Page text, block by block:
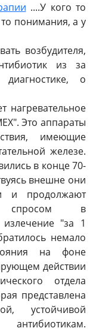
....У кого то
понимания, а у
возбудителя,
из за
о
нагревательное
Это аппараты
имеющие
железе.
в конце 70-
внешне они
и продолжают
спросом в
"за 1
немало
на фоне
действии
отдела
представлена
устойчивой